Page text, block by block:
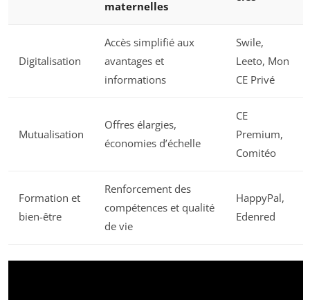
maternelles
Digitalisation
Accès simplifié aux
avantages et
informations
Swile,
Leeto, Mon
CE Privé
Mutualisation
Offres élargies,
économies d’échelle
CE
Premium,
Comitéo
Formation et
bien-être
Renforcement des
compétences et qualité
de vie
HappyPal,
Edenred